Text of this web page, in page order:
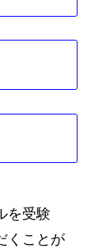
を受験
くことが